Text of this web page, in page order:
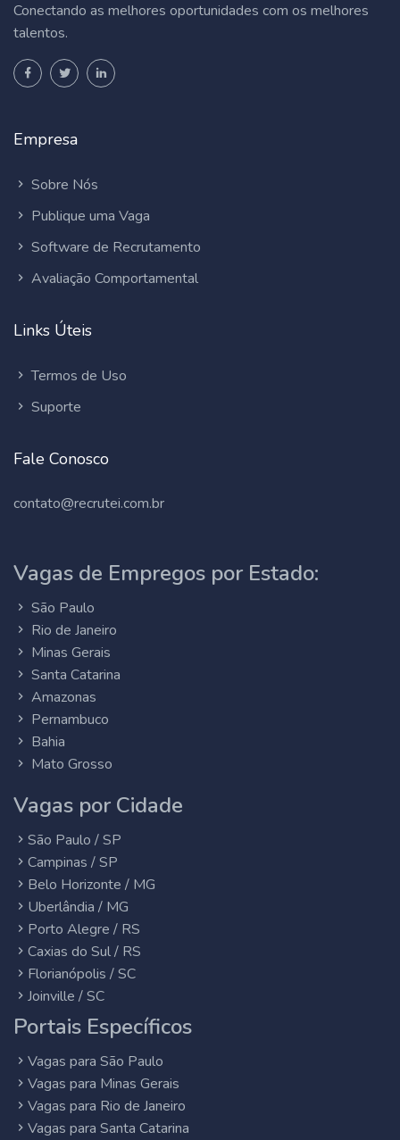
Conectando as melhores oportunidades com os melhores
talentos.
Empresa
Sobre Nós
Publique uma Vaga
Software de Recrutamento
Avaliação Comportamental
Links Úteis
Termos de Uso
Suporte
Fale Conosco
contato@recrutei.com.br
Vagas de Empregos por Estado:
São Paulo
Rio de Janeiro
Minas Gerais
Santa Catarina
Amazonas
Pernambuco
Bahia
Mato Grosso
Vagas por Cidade
São Paulo / SP
Campinas / SP
Belo Horizonte / MG
Uberlândia / MG
Porto Alegre / RS
Caxias do Sul / RS
Florianópolis / SC
Joinville / SC
Portais Específicos
Vagas para São Paulo
Vagas para Minas Gerais
Vagas para Rio de Janeiro
Vagas para Santa Catarina